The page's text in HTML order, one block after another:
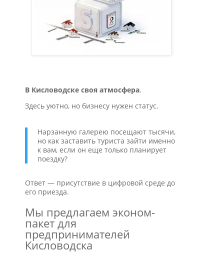
В Кисловодске своя атмосфера.
Здесь уютно, но бизнесу нужен статус.
Нарзанную галерею посещают тысячи,
но как заставить туриста зайти именно
к вам, если он еще только планирует
поездку?
Ответ — присутствие в цифровой среде до
его приезда.
Мы предлагаем эконом-
пакет для
предпринимателей
Кисловодска